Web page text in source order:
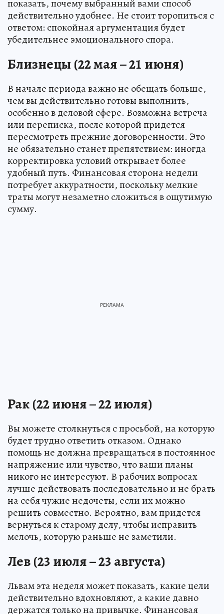
показать, почему выбранный вами способ
действительно удобнее. Не стоит торопиться с
ответом: спокойная аргументация будет
убедительнее эмоционального спора.
Близнецы (22 мая – 21 июня)
В начале периода важно не обещать больше,
чем вы действительно готовы выполнить,
особенно в деловой сфере. Возможна встреча
или переписка, после которой придется
пересмотреть прежние договоренности. Это
не обязательно станет препятствием: иногда
корректировка условий открывает более
удобный путь. Финансовая сторона недели
потребует аккуратности, поскольку мелкие
траты могут незаметно сложиться в ощутимую
сумму.
Рак (22 июня – 22 июля)
Вы можете столкнуться с просьбой, на которую
будет трудно ответить отказом. Однако
помощь не должна превращаться в постоянное
напряжение или чувство, что ваши планы
никого не интересуют. В рабочих вопросах
лучше действовать последовательно и не брать
на себя чужие недочеты, если их можно
решить совместно. Вероятно, вам придется
вернуться к старому делу, чтобы исправить
мелочь, которую раньше не заметили.
Лев (23 июля – 23 августа)
Львам эта неделя может показать, какие цели
действительно вдохновляют, а какие давно
держатся только на привычке. Финансовая